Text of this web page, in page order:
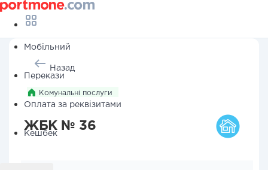
Мобільний
Перекази
Оплата за реквізитами
Кешбек
Назад
Комунальні послуги
ЖБК № 36